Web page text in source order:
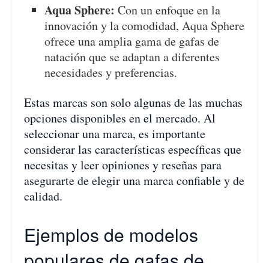
Aqua Sphere: Con un enfoque en la
innovación y la comodidad, Aqua Sphere
ofrece una amplia gama de gafas de
natación que se adaptan a diferentes
necesidades y preferencias.
Estas marcas son solo algunas de las muchas
opciones disponibles en el mercado. Al
seleccionar una marca, es importante
considerar las características específicas que
necesitas y leer opiniones y reseñas para
asegurarte de elegir una marca confiable y de
calidad.
Ejemplos de modelos